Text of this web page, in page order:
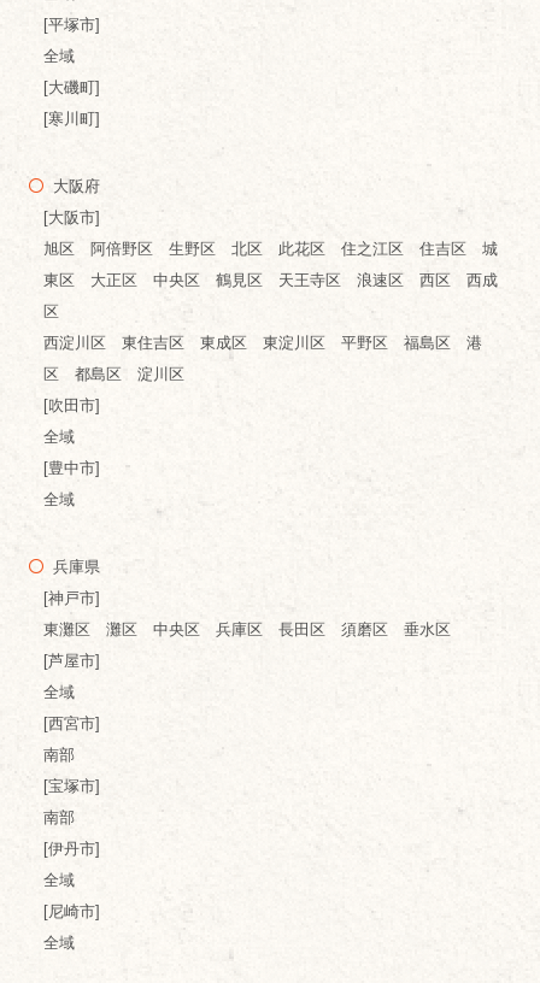
[平塚市]
全域
[大磯町]
[寒川町]
大阪府
[大阪市]
旭区 阿倍野区 生野区 北区 此花区 住之江区 住吉区 城
東区 大正区 中央区 鶴見区 天王寺区 浪速区 西区 西成
区
西淀川区 東住吉区 東成区 東淀川区 平野区 福島区 港
区 都島区 淀川区
[吹田市]
全域
[豊中市]
全域
兵庫県
[神戸市]
東灘区 灘区 中央区 兵庫区 長田区 須磨区 垂水区
[芦屋市]
全域
[西宮市]
南部
[宝塚市]
南部
[伊丹市]
全域
[尼崎市]
全域